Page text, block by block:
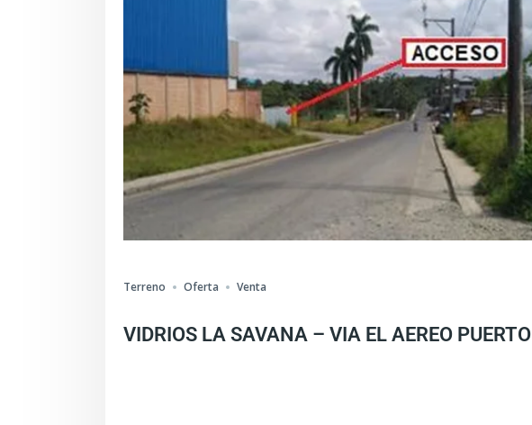
Terreno Oferta Venta
VIDRIOS LA SAVANA – VIA EL AEREO PUERTO